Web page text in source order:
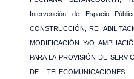
Intervención de Espacio
CONSTRUCCIÓN,
MODIFICACIÓN Y/O
PARA LA PROVISIÓN DE
DE